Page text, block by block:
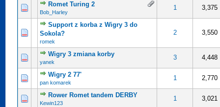
Romet Turing 2
Bob_Harley
1 3,375
5 gwiazdek
Support z korba z Wigry 3 do
Sokola?
romek
2 3,550
na 5 gwiazdek
Wigry 3 zmiana korby
yanek
3 4,448
5 gwiazdek
Wigry 2 77'
pan komarek
1 2,770
5 gwiazdek
Rower Romet tandem DERBY
Kewin123
1 3,021
5 gwiazdek